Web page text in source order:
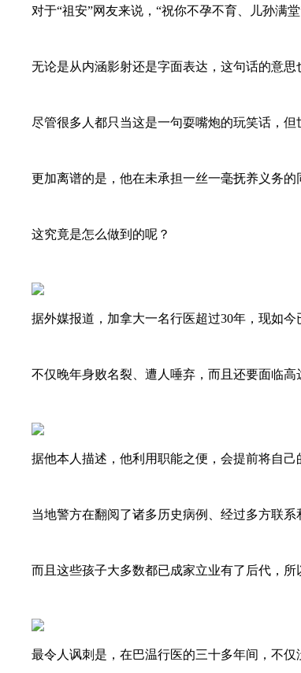
对于“祖安”网友来说，“祝你不孕不育、儿孙满堂
无论是从内涵影射还是字面表达，这句话的意思
尽管很多人都只当这是一句耍嘴炮的玩笑话，但
更加离谱的是，他在未承担一丝一毫抚养义务的
这究竟是怎么做到的呢？
据外媒报道，加拿大一名行医超过30年，现如今
不仅晚年身败名裂、遭人唾弃，而且还要面临高
据他本人描述，他利用职能之便，会提前将自己
当地警方在翻阅了诸多历史病例、经过多方联系
而且这些孩子大多数都已成家立业有了后代，所
最令人讽刺是，在巴温行医的三十多年间，不仅